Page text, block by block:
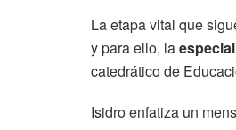
La etapa vital que
y para ello, la
catedrático de
Isidro enfatiza un